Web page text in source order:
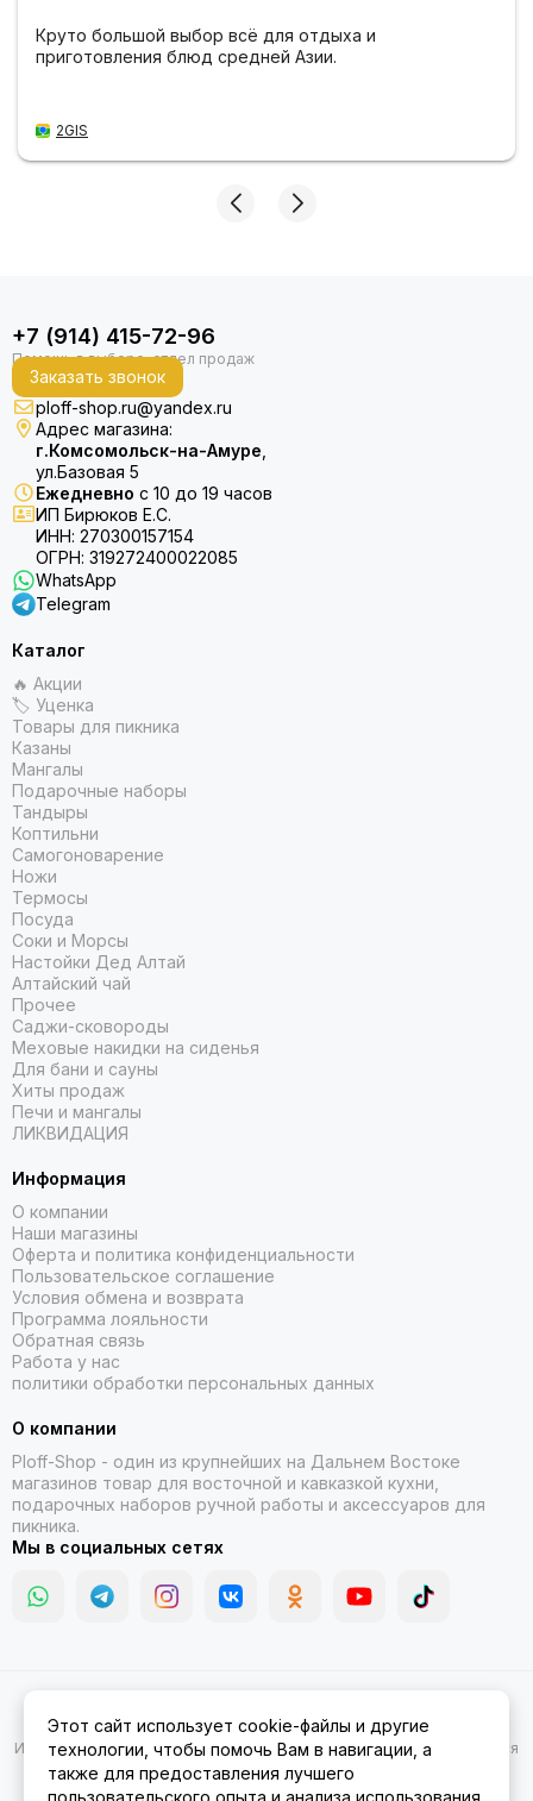
Круто большой выбор всё для отдыха и
приготовления блюд средней Азии.
2GIS
+7 (914) 415-72-96
Заказать звонок
ploff-shop.ru@yandex.ru
Адрес магазина:
г.Комсомольск-на-Амуре
ул.Базовая 5
Ежедневно с 10 до 19 часов
ИП Бирюков Е.С.
ИНН: 270300157154
ОГРН: 319272400022085
WhatsApp
Telegram
Каталог
🔥 Акции
🏷 Уценка
Товары для пикника
Казаны
Мангалы
Подарочные наборы
Тандыры
Коптильни
Самогоноварение
Ножи
Термосы
Посуда
Соки и Морсы
Настойки Дед Алтай
Алтайский чай
Прочее
Саджи-сковороды
Меховые накидки на сиденья
Для бани и сауны
Хиты продаж
Печи и мангалы
ЛИКВИДАЦИЯ
Информация
О компании
Наши магазины
Оферта и политика конфиденциальности
Пользовательское соглашение
Условия обмена и возврата
Программа лояльности
Обратная связь
Работа у нас
политики обработки персональных данных
О компании
Ploff-Shop - один из крупнейших на Дальнем Востоке
магазинов товар для восточной и кавказкой кухни,
подарочных наборов ручной работы и аксессуаров для
пикника.
Мы в социальных сетях
Амуре.Карта сайта
Информация на сайте носит ознакомительный характер и не является
публичной офертой.
Этот сайт использует cookie-файлы и другие
технологии, чтобы помочь Вам в навигации, а
также для предоставления лучшего
пользовательского опыта и анализа использования